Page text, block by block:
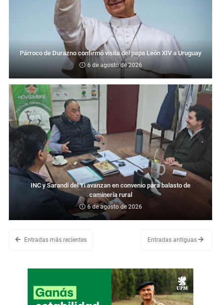
Párroco de Durazno confirmó visita del papa León XIV a Uruguay
6 de agosto de 2026
INC y Sarandí del Yí avanzan en convenio para balasto de
caminería rural
6 de agosto de 2026
Entradas más recientes Entradas antiguas